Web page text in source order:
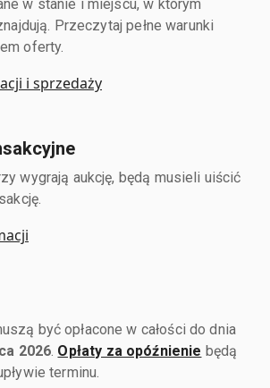
w stanie i miejscu, w którym
Przeczytaj pełne warunki
oferty.
i sprzedaży
wygrają aukcję, będą musieli uiścić
być opłacone w całości do dnia
2026 Opłaty za opóźnienie będą
terminu.